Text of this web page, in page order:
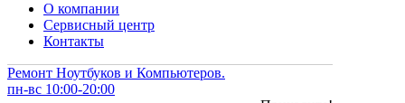
О компании
Сервисный центр
Контакты
Ремонт Ноутбуков и Компьютеров.
пн-вс 10:00-20:00